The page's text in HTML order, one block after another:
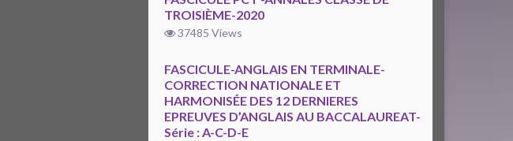
TROISIÈME-2020
37485 Views
FASCICULE-ANGLAIS EN TERMINALE-
CORRECTION NATIONALE ET
HARMONISÉE DES 12 DERNIERES
EPREUVES D’ANGLAIS AU BACCALAUREAT-
Série : A-C-D-E